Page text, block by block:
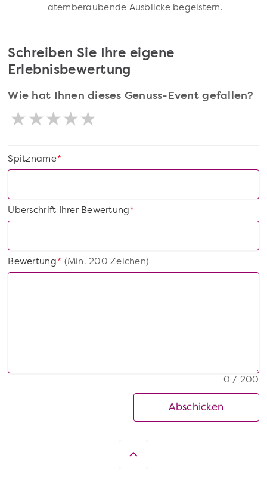
atemberaubende Ausblicke begeistern.
Schreiben Sie Ihre eigene
Erlebnisbewertung
Wie hat Ihnen dieses Genuss-Event gefallen?
*
Spitzname
*
Überschrift Ihrer Bewertung
*
Bewertung(Min. 200 Zeichen)
0 / 200
Abschicken